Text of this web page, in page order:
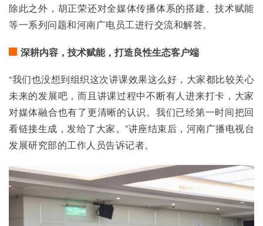
除此之外，胡正荣还对全媒体传播体系的搭建、技术赋能
等一系列问题和河南广电员工进行交流和解答。
深耕内容，技术赋能，打造良性生态客户端
“我们也没想到组织这次讲课效果这么好，大家都比较关心
未来的发展吧，而且讲课过程中不断有人进来打卡，大家
对媒体融合也有了更清晰的认识。我们已经第一时间把回
看链接生成，发给了大家。”讲座结束后，河南广播电视台
发展研究部的工作人员告诉记者。